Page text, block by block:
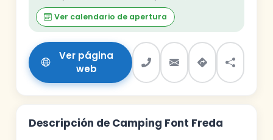
Ver calendario de apertura
Ver página
web
Descripción de Camping Font Freda